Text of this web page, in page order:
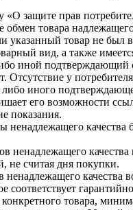
«О защите прав
обмен товара
указанный товар не был
вид, а также
иной подтверждающий
Отсутствие у
либо иного
его возможности
показания.
ненадлежащего качества
ненадлежащего
не считая дня покупки.
ненадлежащего качества
соответствует
товара,